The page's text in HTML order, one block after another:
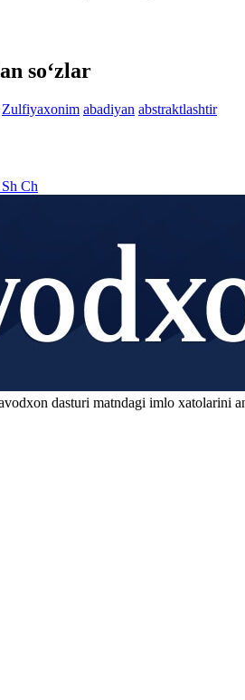
so‘zlar
Zulfiyaxonim abadiyan abstraktlashtir
Sh Ch
dasturi matndagi imlo xatolarini